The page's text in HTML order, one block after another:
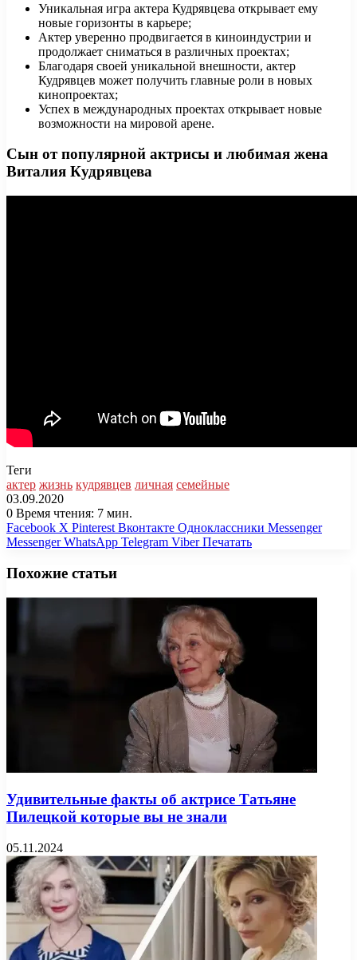
Уникальная игра актера Кудрявцева открывает ему
новые горизонты в карьере;
Актер уверенно продвигается в киноиндустрии и
продолжает сниматься в различных проектах;
Благодаря своей уникальной внешности, актер
Кудрявцев может получить главные роли в новых
кинопроектах;
Успех в международных проектах открывает новые
возможности на мировой арене.
Сын от популярной актрисы и любимая жена
Виталия Кудрявцева
Теги
актер жизнь кудрявцев личная семейные
03.09.2020
0 Время чтения: 7 мин.
Facebook X Pinterest Вконтакте Одноклассники Messenger
Messenger WhatsApp Telegram Viber Печатать
Похожие статьи
Удивительные факты об актрисе Татьяне
Пилецкой которые вы не знали
05.11.2024